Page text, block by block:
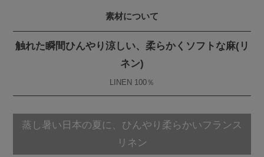
素材について
触れた瞬間ひんやり涼しい、柔らかくソフトな麻(リ
ネン)
LINEN 100％
蒸し暑い日本の夏に、ひんやり柔らかいフランス
リネン